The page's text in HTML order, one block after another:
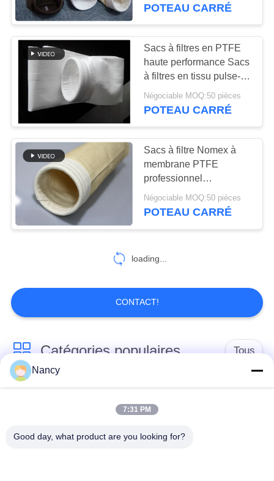
POTEAU CARRÉ
Sacs à filtres en PTFE
haute performance Sacs
à filtres en tissu pulse-jet
Taille personnalisée
Négociable MOQ:50 pièces
POTEAU CARRÉ
Sacs à filtre Nomex à
membrane PTFE
professionnel
450GSM~550GSM anti-
abrasion
Négociable MOQ:50 pièces
POTEAU CARRÉ
loading...
CONTACT!
Catégories populaires Tous
Sacs filtrants pour
l'aramide
Nancy
7:31 PM
Good day, what product are you looking for?